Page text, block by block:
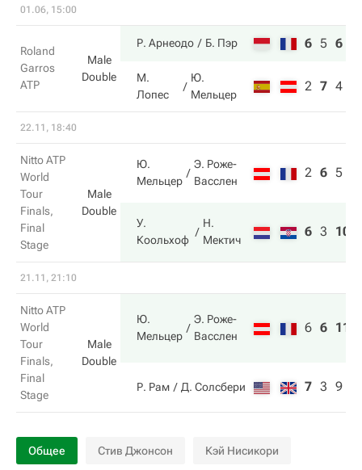
01.06, 15:00
Roland
Garros
ATP
Male
Double
Р. Арнеодо Б. Пэр 6 5 6
М.
Лопес
Ю.
Мельцер
2 7 4
22.11, 18:40
Nitto ATP
World
Tour
Finals,
Final
Stage
Male
Double
Ю.
Мельцер
Э. Роже-
Васслен
2 6 5
У.
Коольхоф
Н.
Мектич
6 3 10
21.11, 21:10
Nitto ATP
World
Tour
Finals,
Final
Stage
Male
Double
Ю.
Мельцер
Э. Роже-
Васслен
6 6 11
Р. Рам Д. Солсбери 7 3 9
Общее Стив Джонсон Кэй Нисикори